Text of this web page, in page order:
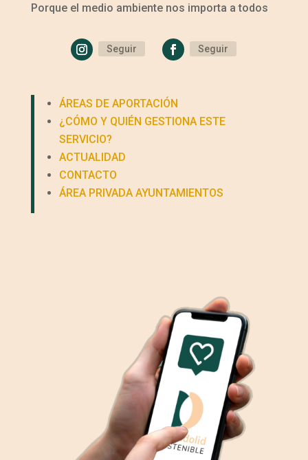
Porque el medio ambiente nos importa a todos
Seguir Seguir
ÁREAS DE APORTACIÓN
¿CÓMO Y QUIÉN GESTIONA ESTE
SERVICIO?
ACTUALIDAD
CONTACTO
ÁREA PRIVADA AYUNTAMIENTOS